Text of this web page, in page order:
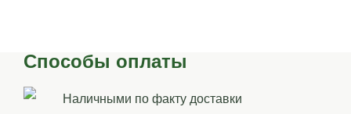
Способы оплаты
Наличными по факту доставки